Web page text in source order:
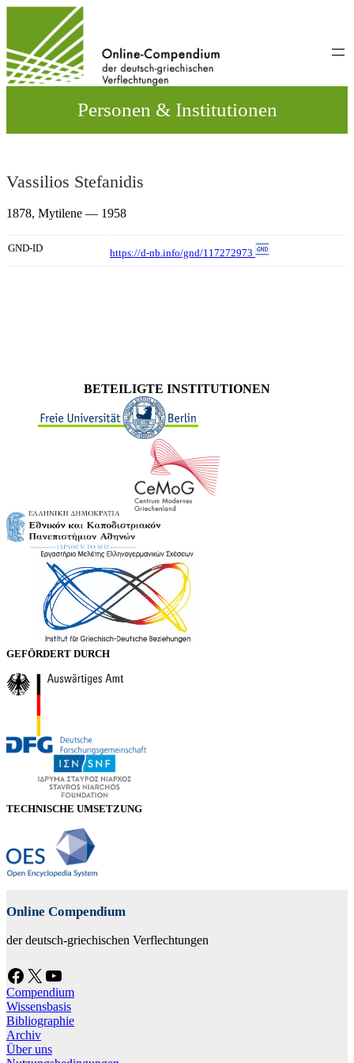
wechseln
Personen & Institutionen
Vassilios Stefanidis
1878, Mytilene — 1958
GND-ID https://d-nb.info/gnd/117272973
BETEILIGTE INSTITUTIONEN
GEFÖRDERT DURCH
TECHNISCHE UMSETZUNG
Online Compendium
der deutsch-griechischen Verflechtungen
Facebook X YouTube
Compendium
Wissensbasis
Bibliographie
Archiv
Über uns